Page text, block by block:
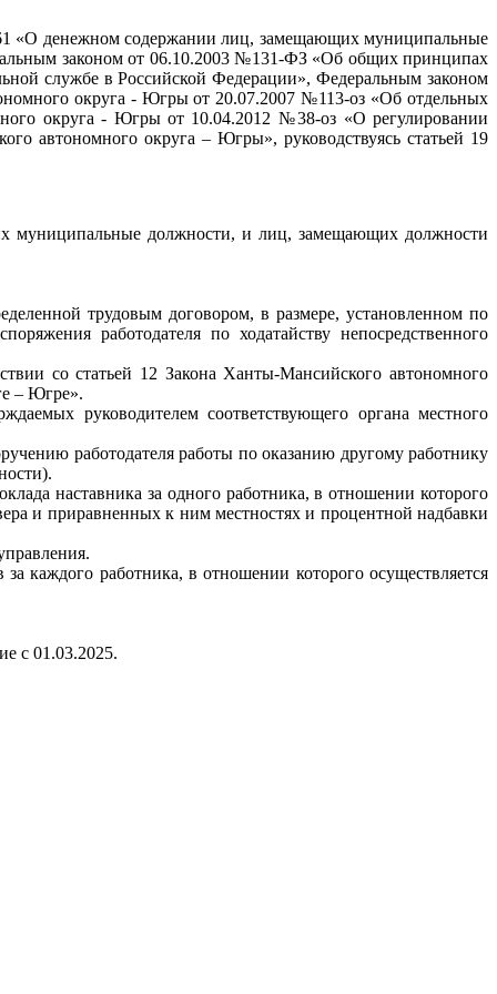
«О денежном содержании лиц, замещающих муниципальные
законом от 06.10.2003 №131-ФЗ «Об общих принципах
службе в Российской Федерации», Федеральным законом
округа - Югры от 20.07.2007 №113-оз «Об отдельных
округа - Югры от 10.04.2012 №38-оз «О регулировании
автономного округа – Югры», руководствуясь статьей 19
должности, и лиц, замещающих должности
трудовым договором, в размере, установленном по
работодателя по ходатайству непосредственного
со статьей 12 Закона Ханты-Мансийского автономного
– Югре».
руководителем соответствующего органа местного
работодателя работы по оказанию другому работнику
наставника за одного работника, в отношении которого
и приравненных к ним местностях и процентной надбавки
каждого работника, в отношении которого осуществляется
с 01.03.2025.